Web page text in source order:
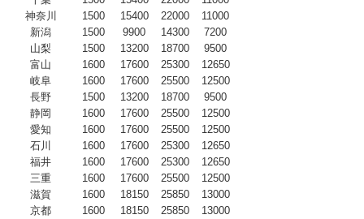
神奈川
1500 15400 22000
11000
新潟
1500 9900 14300
7200
山梨
1500 13200 18700
9500
富山
1600 17600 25300
12650
岐阜
1600 17600 25500
12500
長野
1500 13200 18700
9500
静岡
1600 17600 25500
12500
愛知
1600 17600 25500
12500
石川
1600 17600 25300
12650
福井
1600 17600 25300
12650
三重
1600 17600 25500
12500
滋賀
1600 18150 25850
13000
京都
1600 18150 25850
13000